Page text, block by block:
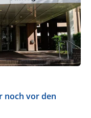
noch vor den